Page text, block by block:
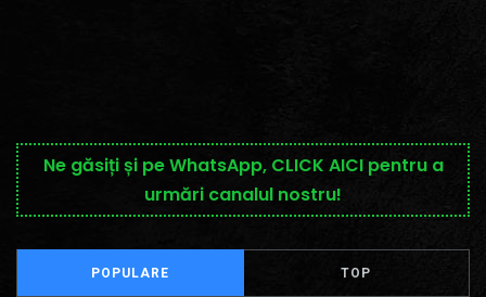
Ne găsiți și pe WhatsApp, CLICK AICI pentru a
urmări canalul nostru!
POPULARE TOP